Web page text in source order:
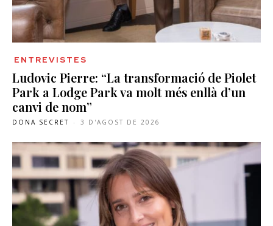
ENTREVISTES
Ludovic Pierre: “La transformació de Piolet
Park a Lodge Park va molt més enllà d’un
canvi de nom”
DONA SECRET - 3 D'AGOST DE 2026